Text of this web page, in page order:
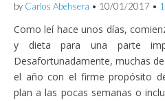
by Carlos Abehsera • 10/01/2017 •
Como leí hace unos días,
y dieta para una parte
Desafortunadamente, muchas
el año con el firme propósito
plan a las pocas semanas o